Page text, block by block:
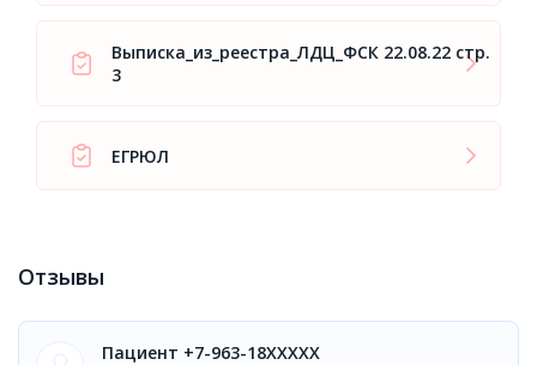
Выписка_из_реестра_ЛДЦ_ФСК 22.08.22 стр.
3
ЕГРЮЛ
Отзывы
Пациент +7-963-18XXXXX